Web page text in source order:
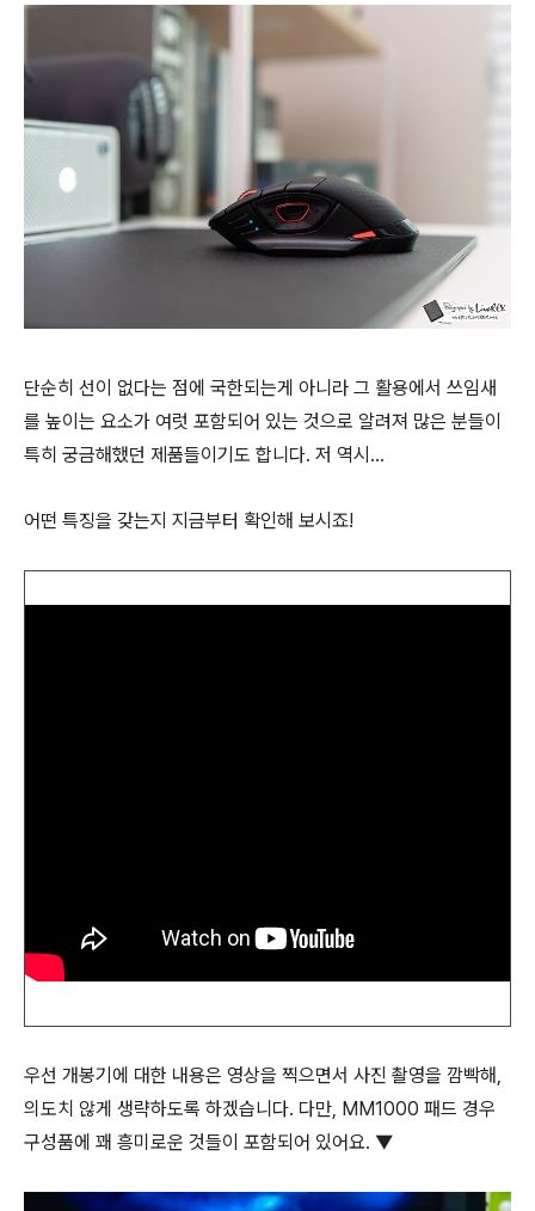
단순히 선이 없다는 점에 국한되는게 아니라 그 활용에서 쓰임새
를 높이는 요소가 여럿 포함되어 있는 것으로 알려져 많은 분들이
특히 궁금해했던 제품들이기도 합니다. 저 역시...
어떤 특징을 갖는지 지금부터 확인해 보시죠!
우선 개봉기에 대한 내용은 영상을 찍으면서 사진 촬영을 깜빡해,
의도치 않게 생략하도록 하겠습니다. 다만, MM1000 패드 경우
구성품에 꽤 흥미로운 것들이 포함되어 있어요. ▼